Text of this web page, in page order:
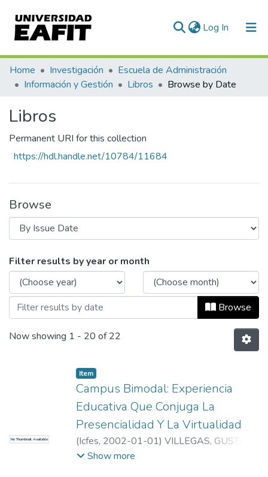
Log In (current)
Communities & Collections
All of DSpace
Home Investigación
Escuela de Administración
Información y Gestión
Libros Browse by Date
Libros
Permanent URI for this collection
https://hdl.handle.net/10784/11684
Browse
Browsing Libros by Issue Date
Filter results by year or month
Browse
Now showing 1 - 20 of 22
No Thumbnail Available
Item
Campus Bimodal: Experiencia
Educativa Que Conjuga La
Presencialidad Y La Virtualidad
(Icfes, 2002-01-01) VILLEGAS, GUSTAVO
ADOLFO;Mejía, Rubi Consuelo
Show more